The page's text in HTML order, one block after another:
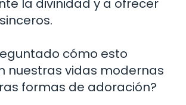
la divinidad y a ofrecer
cómo esto
nuestras vidas modernas
formas de adoración?